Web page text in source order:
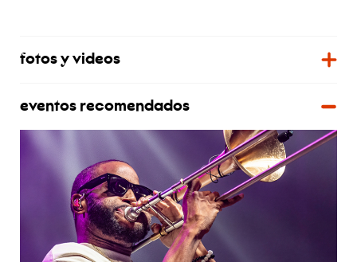
fotos y videos
eventos recomendados